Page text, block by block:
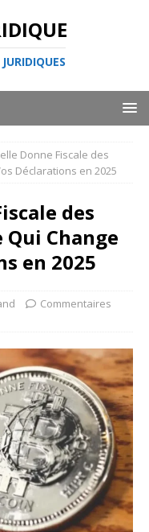
Donne Fiscale des
Déclarations en 2025
des
Change
en 2025
Commentaires